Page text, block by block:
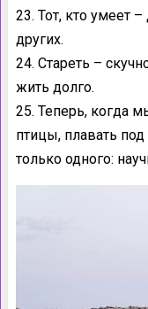
23. Тот, кто умеет
других.
24. Стареть –
жить долго.
25. Теперь, когда
птицы, плавать
только одного: